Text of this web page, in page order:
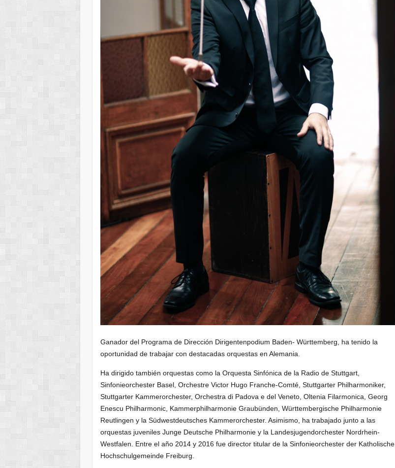
Ganador del Programa de Dirección Dirigentenpodium Baden- Württemberg, ha tenido la
oportunidad de trabajar con destacadas orquestas en Alemania.
Ha dirigido también orquestas como la Orquesta Sinfónica de la Radio de Stuttgart,
Sinfonieorchester Basel, Orchestre Victor Hugo Franche-Comté, Stuttgarter Philharmoniker,
Stuttgarter Kammerorchester, Orchestra di Padova e del Veneto, Oltenia Filarmonica, Georg
Enescu Philharmonic, Kammerphilharmonie Graubünden, Württembergische Philharmonie
Reutlingen y la Südwestdeutsches Kammerorchester. Asimismo, ha trabajado junto a las
orquestas juveniles Junge Deutsche Philharmonie y la Landesjugendorchester Nordrhein-
Westfalen. Entre el año 2014 y 2016 fue director titular de la Sinfonieorchester der Katholische
Hochschulgemeinde Freiburg.